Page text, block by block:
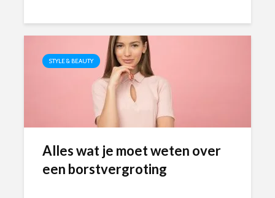
STYLE & BEAUTY
Alles wat je moet weten over
een borstvergroting